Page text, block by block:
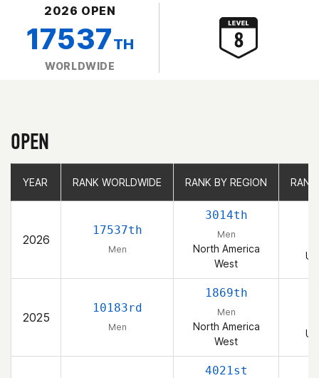
2026 OPEN
17537TH
WORLDWIDE
OPEN
YEAR RANK WORLDWIDE RANK BY REGION
2026
17537th
Men
3014th
Men
North America
West
2025
10183rd
Men
1869th
Men
North America
West
4021st
YEAR RANK WORLDWIDE RANK BY REGION